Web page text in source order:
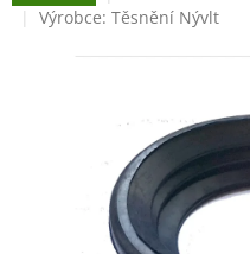
hodnocení
je
5
hvězdiček.
Výrobce: Těsnění Nývlt